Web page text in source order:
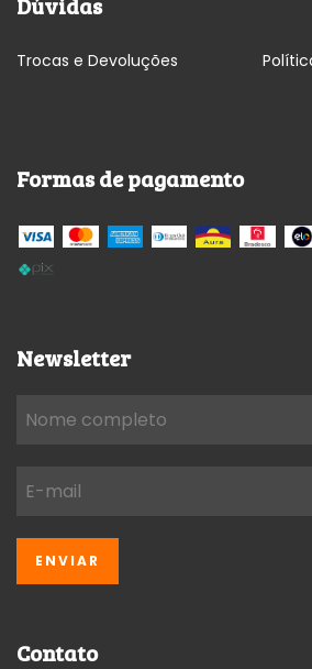
Trocas e Devoluções
Formas de pagamento
Newsletter
Contato